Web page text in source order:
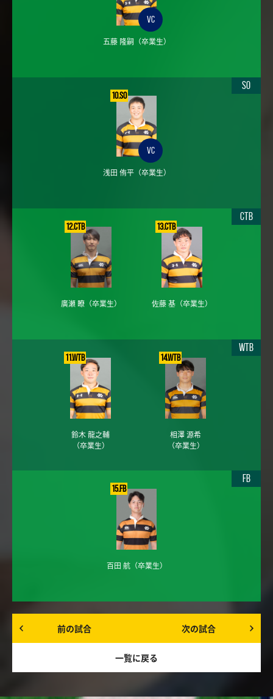
VC
五藤 隆嗣 （卒業生）
10.SO
VC
浅田 侑平（卒業生）
SO
12.CTB
廣瀬 瞭 （卒業生）
13.CTB
佐藤 基（卒業生）
CTB
11.WTB
鈴木 龍之輔
（卒業生）
14.WTB
相澤 源希
（卒業生）
WTB
15.FB
百田 航（卒業生）
FB
前の試合
一覧に戻る
次の試合